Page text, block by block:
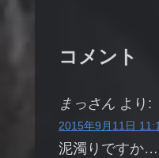
コメント
まっさん より:
2015年9月11日
泥濁りですか…